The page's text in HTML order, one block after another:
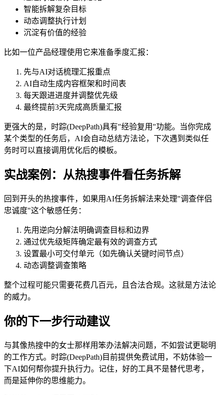
智能拆解复杂目标
动态调整执行计划
沉淀有价值的经验
比如一位产品经理使用它来准备季度汇报：
先与AI对话梳理汇报重点
AI自动生成内容框架和时间表
每天跟进进度并调整优先级
最终提前3天完成高质量汇报
更强大的是，时踪(DeepPath)具有"经验复用"功能。当你完成
某个类型的任务后，AI会自动总结方法论，下次遇到类似任
务时可以直接调用优化后的模板。
实战案例：从热搜事件看任务拆解
回到开头的热搜事件，如果用AI任务拆解法来处理"调查伴侣
忠诚度"这个敏感任务：
先用逆向分解法明确调查目标和边界
通过优先级矩阵确定最有效的调查方式
设置最小可交付单元（如先确认关键时间节点）
动态调整调查策略
整个过程可能只需要花费几百元，且合法合规。这就是方法论
的威力。
你的下一步行动建议
与其像热搜中的女士那样用笨办法解决问题，不如尝试更聪明
的工作方式。时踪(DeepPath)目前提供免费试用，不妨体验一
下AI如何帮你提升执行力。记住，好的工具不是替代思考，
而是延伸你的思维能力。